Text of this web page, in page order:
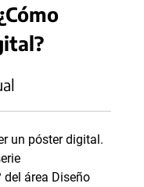
un póster digital.
área Diseño